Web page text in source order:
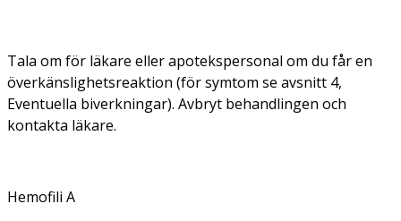
Tala om för läkare eller apotekspersonal om du får en
överkänslighetsreaktion (för symtom se avsnitt 4,
Eventuella biverkningar). Avbryt behandlingen och
kontakta läkare.
Hemofili A